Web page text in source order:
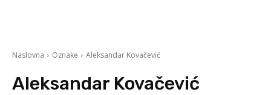
Naslovna Oznake Aleksandar Kovačević
Aleksandar Kovačević